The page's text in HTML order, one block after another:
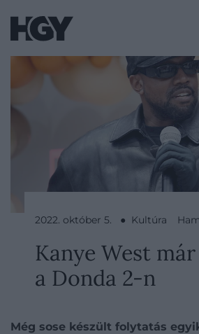
2022. október 5. ● Kultúra
Kanye West
a Donda 2-n
Még sose készült folytatás